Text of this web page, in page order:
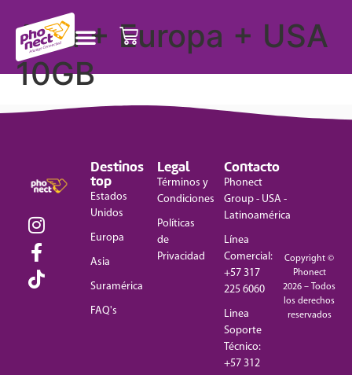
Asia + Europa + USA
10GB
Destinos
top
Estados
Unidos
Europa
Asia
Suramérica
FAQ's
Legal
Términos y
Condiciones
Políticas
de
Privacidad
Contacto
Phonect
Group - USA -
Latinoamérica
Línea
Comercial:
+57 317
225 6060
Linea
Soporte
Técnico:
+57 312
Copyright ©
Phonect
2026 – Todos
los derechos
reservados